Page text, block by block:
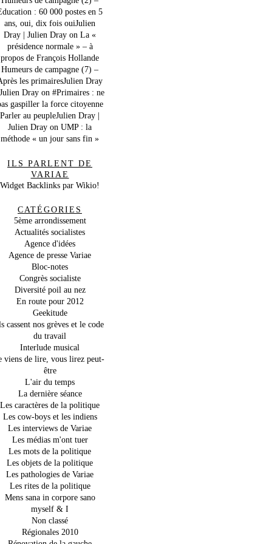
: 60 000 postes en 5
ans, oui, dix fois ouiJulien
Dray | Julien Dray on La «
présidence normale » – à
propos de François Hollande
Humeurs de campagne (7) –
les primairesJulien Dray
Dray on #Primaires : ne
gaspiller la force citoyenne
Parler au peupleJulien Dray |
Julien Dray on UMP : la
méthode « un jour sans fin »
ILS PARLENT DE
VARIAE
Widget Backlinks par Wikio!
CATÉGORIES
5ème arrondissement
Actualités socialistes
Agence d'idées
Agence de presse Variae
Bloc-notes
Congrès socialiste
Diversité poil au nez
En route pour 2012
Geekitude
cassent nos grèves et le code
du travail
Interlude musical
viens de lire, vous lirez peut-
être
L'air du temps
La dernière séance
Les caractères de la politique
Les cow-boys et les indiens
Les interviews de Variae
Les médias m'ont tuer
Les mots de la politique
Les objets de la politique
Les pathologies de Variae
Les rites de la politique
Mens sana in corpore sano
myself & I
Non classé
Régionales 2010